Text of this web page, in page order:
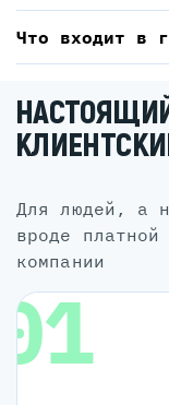
Что входит в
для людей, а не для галочки: без мелочей
вроде платной
компании